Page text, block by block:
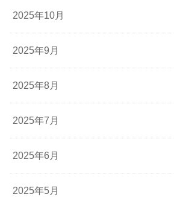
2025年10月
2025年9月
2025年8月
2025年7月
2025年6月
2025年5月